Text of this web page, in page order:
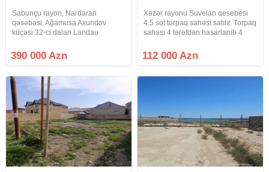
Sabunçu rayon, Nardaran
qəsəbəsi, Ağamusa Axundov
küçəsi 32-ci dalan Landau
sot torpaq sahəsi satılır Sənəd
KUPÇA Kod: Sea 1005 Qeyd:
1% təşkil
390 000 Azn
Xəzər rayonu Suvelan qesebesi
4.5 sot torpaq sahəsi satılır. Torpaq
sahəsi 4 tərəfdən hasarlanib 4
villalardi.Qazi.isigi, suyu
daimidir.Ətrafli məlumat almaq
112 000 Azn